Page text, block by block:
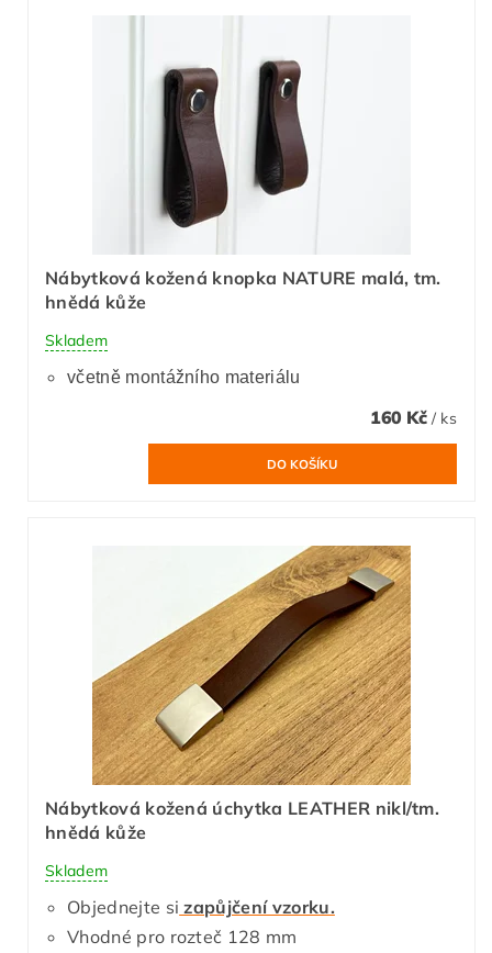
Nábytková kožená knopka NATURE malá, tm.
hnědá kůže
Skladem
včetně montážního materiálu
160 Kč / ks
Nábytková kožená úchytka LEATHER nikl/tm.
hnědá kůže
Skladem
Objednejte si zapůjčení vzorku.
Vhodné pro rozteč 128 mm